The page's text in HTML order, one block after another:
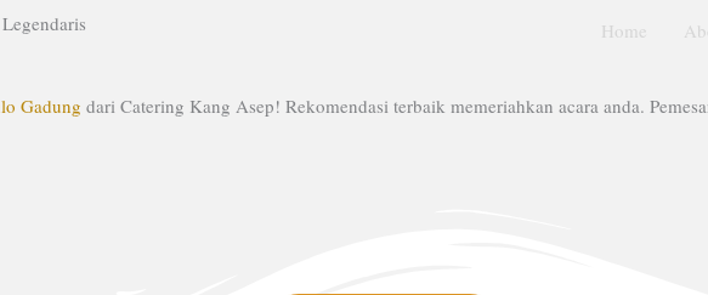
Home
Gadung dari Catering Kang Asep! Rekomendasi terbaik memeriahkan acara anda.